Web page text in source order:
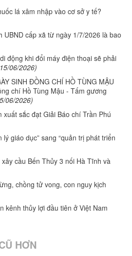
lá xâm nhập vào cơ sở y tế?
UBND cấp xã từ ngày 1/7/2026 là bao
động khi đổi máy điện thoại sẽ phải
06/2026)
SINH ĐỒNG CHÍ HỒ TÙNG MẬU
chí Hồ Tùng Mậu - Tấm gương
06/2026)
xuất sắc đạt Giải Báo chí Trần Phú
giáo dục” sang “quản trị phát triển
cầu Bến Thủy 3 nối Hà Tĩnh và
chồng tử vong, con nguy kịch
kênh thủy lợi đầu tiên ở Việt Nam
HƠN